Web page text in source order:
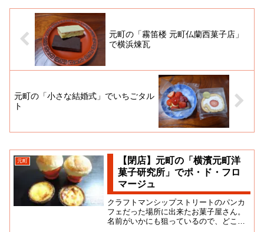
元町の「霧笛楼 元町仏蘭西菓子店」
で横浜煉瓦
元町の「小さな結婚式」でいちごタル
ト
元町
【閉店】元町の「横濱元町洋
菓子研究所」でポ・ド・フロ
マージュ
クラフトマンシップストリートのパンカ
フェだった場所に出来たお菓子屋さん。
名前がいかにも狙っているので、どこぞ